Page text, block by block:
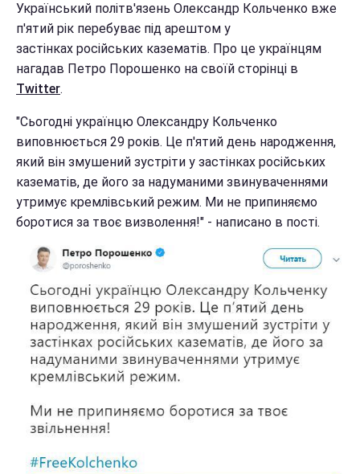
Український політв'язень Олександр Кольченко вже
п'ятий рік перебуває під арештом у
застінках російських казематів. Про це українцям
нагадав Петро Порошенко на своїй сторінці в
Twitter.
"Сьогодні українцю Олександру Кольченко
виповнюється 29 років. Це п'ятий день народження,
який він змушений зустріти у застінках російських
казематів, де його за надуманими звинуваченнями
утримує кремлівський режим. Ми не припиняємо
боротися за твоє визволення!" - написано в пості.